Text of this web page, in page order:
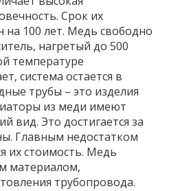
Срок их
на 100 лет. Медь свободно
нагретый до 500
температуре
система остается в
трубы – это изделия
из меди имеют
вид. Это достигается за
Главным недостатком
их стоимость. Медь
материалом,
трубопровода.